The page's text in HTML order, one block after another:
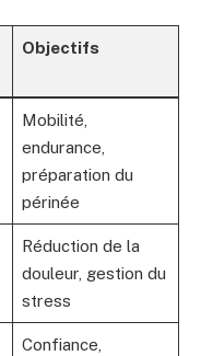
Objectifs
Mobilité,
endurance,
préparation du
périnée
Réduction de la
douleur, gestion du
stress
Confiance,